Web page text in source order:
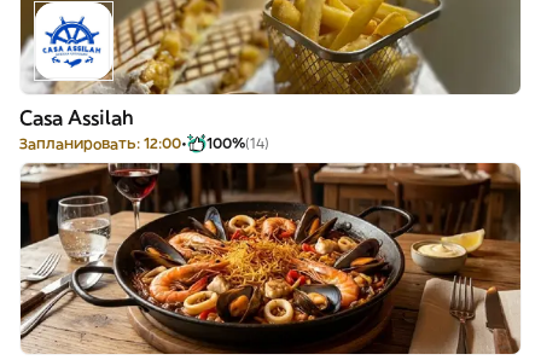
Casa Assilah
Запланировать: 12:00 100%(14)